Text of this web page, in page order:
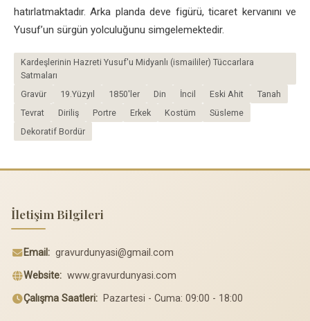
hatırlatmaktadır. Arka planda deve figürü, ticaret kervanını ve
Yusuf’un sürgün yolculuğunu simgelemektedir.
Kardeşlerinin Hazreti Yusuf'u Midyanlı (ismaililer) Tüccarlara
Satmaları
Gravür
19.Yüzyıl 1850'ler Din İncil Eski Ahit
Tanah
Tevrat
Diriliş Portre Erkek Kostüm
Süsleme
Dekoratif Bordür
İletişim Bilgileri
Email: gravurdunyasi@gmail.com
Website: www.gravurdunyasi.com
Çalışma Saatleri: Pazartesi - Cuma: 09:00 - 18:00